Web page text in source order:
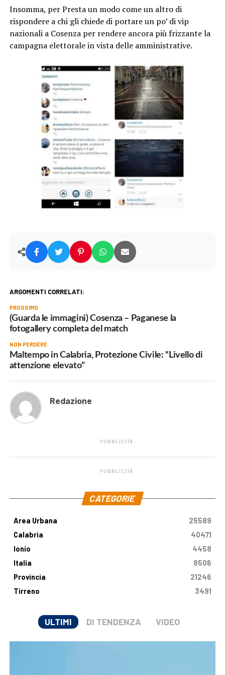
Insomma, per Presta un modo come un altro di
rispondere a chi gli chiede di portare un po’ di vip
nazionali a Cosenza per rendere ancora più frizzante la
campagna elettorale in vista delle amministrative.
ARGOMENTI CORRELATI:
PROSSIMO
(Guarda le immagini) Cosenza – Paganese la
fotogallery completa del match
NON PERDERE
Maltempo in Calabria, Protezione Civile: “Livello di
attenzione elevato”
Redazione
PUBBLICITÀ
PUBBLICITÀ
CATEGORIE
Area Urbana
25589
Calabria
40471
Ionio
4458
Italia
8506
Provincia
21246
Tirreno
3491
ULTIMI DI TENDENZA VIDEO